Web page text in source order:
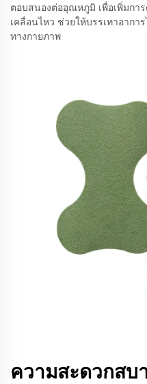
ตอบสนองต่ออุณหภูมิ เพื่อเพิ่มกา
เคลื่อนไหว ช่วยให้บรรเทาอาก
ทางกายภาพ
ความสะดวกสบ